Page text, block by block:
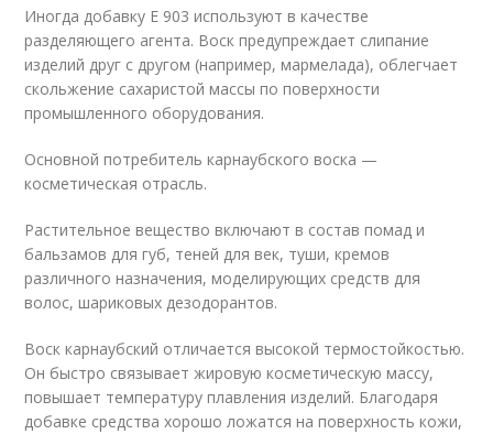
Иногда добавку Е 903 используют в качестве
разделяющего агента. Воск предупреждает слипание
изделий друг с другом (например, мармелада), облегчает
скольжение сахаристой массы по поверхности
промышленного оборудования.
Основной потребитель карнаубского воска —
косметическая отрасль.
Растительное вещество включают в состав помад и
бальзамов для губ, теней для век, туши, кремов
различного назначения, моделирующих средств для
волос, шариковых дезодорантов.
Воск карнаубский отличается высокой термостойкостью.
Он быстро связывает жировую косметическую массу,
повышает температуру плавления изделий. Благодаря
добавке средства хорошо ложатся на поверхность кожи,